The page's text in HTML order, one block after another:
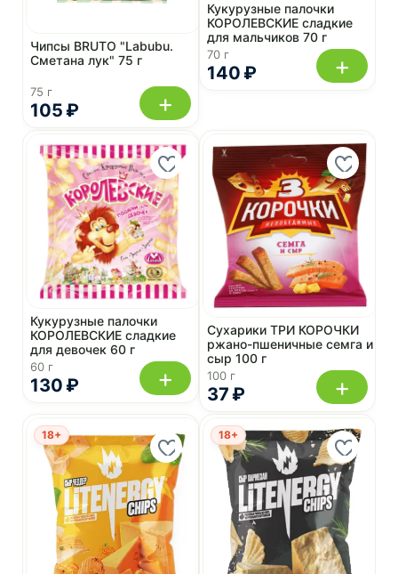
105 ₽
Чипсы BRUTO "Labubu.
Сметана лук" 75 г
75 г +
140 ₽
Кукурузные палочки
КОРОЛЕВСКИЕ сладкие
для мальчиков 70 г
70 г +
130 ₽
Кукурузные палочки
КОРОЛЕВСКИЕ сладкие
для девочек 60 г
60 г +
37 ₽
Сухарики ТРИ КОРОЧКИ
ржано-пшеничные семга и
сыр 100 г
100 г +
18+ 18+